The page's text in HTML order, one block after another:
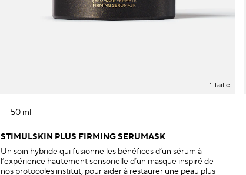
1 Taille
50 ml
STIMULSKIN PLUS FIRMING SERUMASK
Un soin hybride qui fusionne les bénéfices d’un sérum à
l’expérience hautement sensorielle d’un masque inspiré de
nos protocoles institut, pour aider à restaurer une peau plus